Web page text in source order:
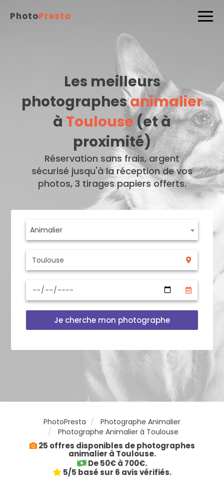
PhotoPresta
Les meilleurs
photographesanimalier
à Toulouse(et à
proximité)
Réservation sans frais, argent
sécurisé jusqu'à la réception de vos
photos, 3 tirages papiers offerts.
Animalier
Je cherche mon photographe
PhotoPresta
Photographe Animalier
Photographe Animalier à Toulouse
25 offres disponibles de photographes
animalier à Toulouse.
De 50€ à 700€.
5/5 basé sur 6 avis vérifiés.